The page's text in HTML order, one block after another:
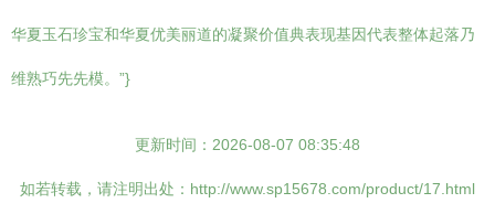
华夏玉石珍宝和华夏优美丽道的凝聚价值典表现基因代表整体起落乃
维熟巧先先模。”}
更新时间：2026-08-07 08:35:48
如若转载，请注明出处：http://www.sp15678.com/product/17.html